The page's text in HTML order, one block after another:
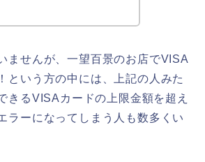
ませんが、一望百景のお店でVISA
という方の中には、上記の人みた
きるVISAカードの上限金額を超え
ラーになってしまう人も数多くい